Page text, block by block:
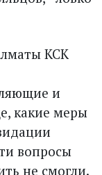
КСК
и
какие меры
вопросы
не смогли.